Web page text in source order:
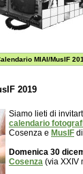
MIAI/MusIF
2019
Siamo lieti di
calendario
Cosenza e MusIF
Domenica 30
Cosenza (via XXIV